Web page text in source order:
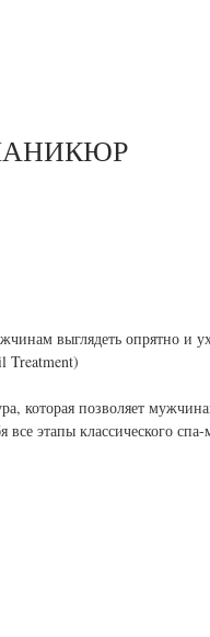
выглядеть опрятно и
Treatment)
которая позволяет
этапы классического